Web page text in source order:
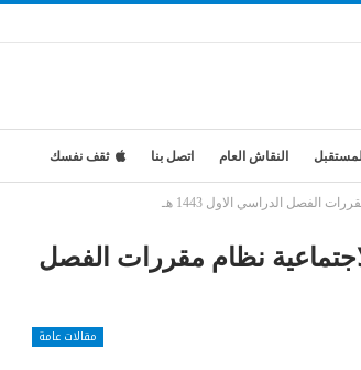
النقاش العام اتصل بنا ثقف نفسك
الدراسي الاول 1443 هـ
نظام مقررات الفصل
مقالات عامة